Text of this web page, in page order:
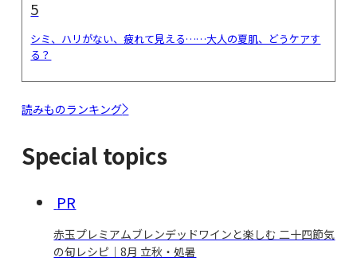
5
シミ、ハリがない、疲れて見える……大人の夏肌、どうケアす
る？
読みものランキング
Special topics
PR
赤玉プレミアムブレンデッドワインと楽しむ 二十四節気
の旬レシピ｜8月 立秋・処暑